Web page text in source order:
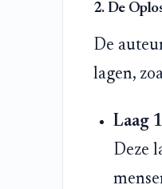
2. De
De
lagen,
Laag
Deze